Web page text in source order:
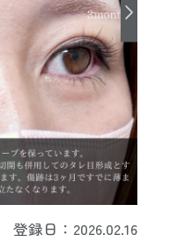
登録日：2026.02.16